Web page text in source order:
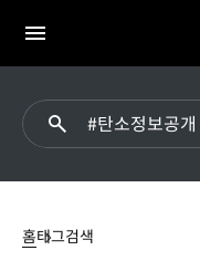
전체
프로젝트
홈태그검색